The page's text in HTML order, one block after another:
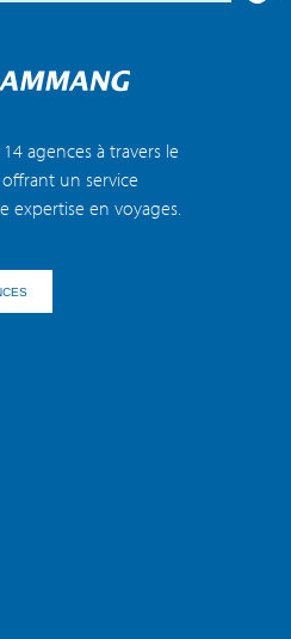
agences à travers le
un service
expertise en voyages.